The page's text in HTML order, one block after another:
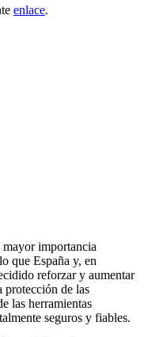
enlace.
mayor importancia
que España y, en
reforzar y aumentar
protección de las
las herramientas
seguros y fiables.